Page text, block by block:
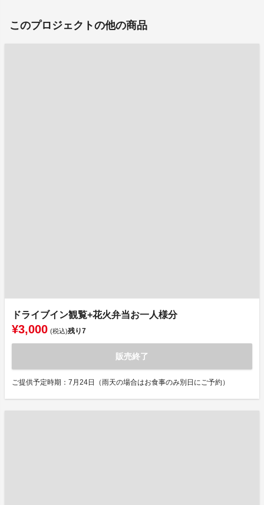
このプロジェクトの他の商品
ドライブイン観覧+花火弁当お一人様分
¥3,000 (税込)残り7
販売終了
ご提供予定時期：7月24日（雨天の場合はお食事のみ別日にご予約）